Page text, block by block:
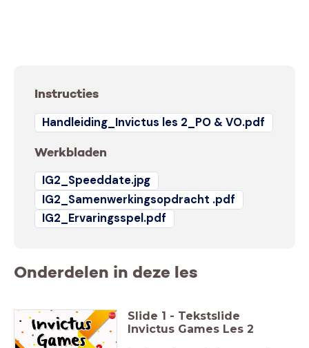
Instructies
Handleiding_Invictus les 2_PO & VO.pdf
Werkbladen
IG2_Speeddate.jpg
IG2_Samenwerkingsopdracht .pdf
IG2_Ervaringsspel.pdf
Onderdelen in deze les
Slide 1 - Tekstslide
Invictus Games Les 2